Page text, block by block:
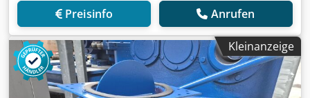
Preisinfo Anrufen
Kleinanzeige